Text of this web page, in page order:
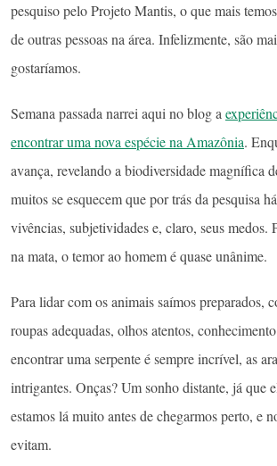
pesquiso pelo Projeto Mantis, o que mais
de outras pessoas na área. Infelizmente, são
gostaríamos.
Semana passada narrei aqui no blog a
encontrar uma nova espécie na Amazônia.
avança, revelando a biodiversidade magnífica
muitos se esquecem que por trás da pesquisa
vivências, subjetividades e, claro, seus medos.
na mata, o temor ao homem é quase unânime.
Para lidar com os animais saímos preparados,
roupas adequadas, olhos atentos,
encontrar uma serpente é sempre incrível, as
intrigantes. Onças? Um sonho distante, já que
estamos lá muito antes de chegarmos perto, e
evitam.